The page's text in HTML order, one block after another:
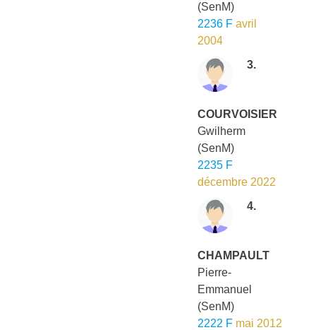
(SenM)
2236 F avril
2004
3.
COURVOISIER
Gwilherm
(SenM)
2235 F
décembre 2022
4.
CHAMPAULT
Pierre-
Emmanuel
(SenM)
2222 F mai 2012